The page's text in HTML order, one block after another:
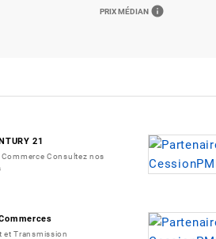
PRIX MÉDIAN info
21
Consultez nos
et Transmission